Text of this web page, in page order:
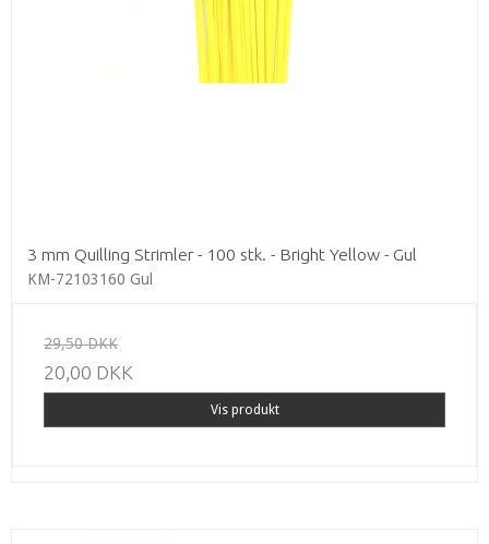
3 mm Quilling Strimler - 100 stk. - Bright Yellow - Gul
KM-72103160 Gul
29,50 DKK
20,00 DKK
Vis produkt